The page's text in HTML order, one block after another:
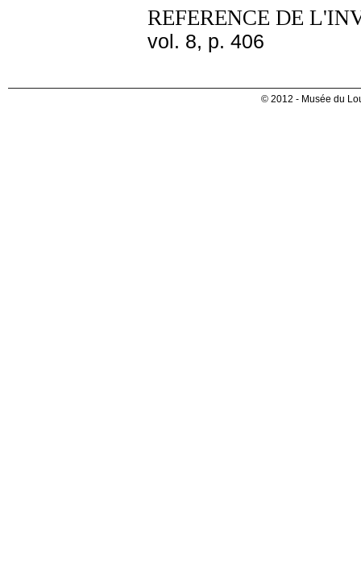
REFERENCE DE
vol. 8, p. 406
© 2012 - Musée du